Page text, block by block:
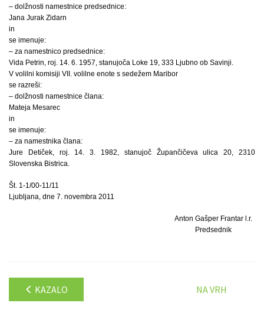
– dolžnosti namestnice predsednice:
Jana Jurak Zidarn
in
se imenuje:
– za namestnico predsednice:
Vida Petrin, roj. 14. 6. 1957, stanujoča Loke 19, 333 Ljubno ob Savinji.
V volilni komisiji VII. volilne enote s sedežem Maribor
se razreši:
– dolžnosti namestnice člana:
Mateja Mesarec
in
se imenuje:
– za namestnika člana:
Jure Detiček, roj. 14. 3. 1982, stanujoč Župančičeva ulica 20, 2310
Slovenska Bistrica.
Št. 1-1/00-11/11
Ljubljana, dne 7. novembra 2011
Anton Gašper Frantar l.r.
Predsednik
KAZALO NA VRH